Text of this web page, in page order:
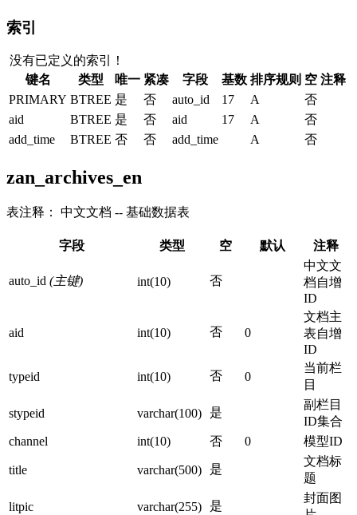
索引
没有已定义的索引！
键名
类型 唯一 紧凑 字段 基数 排序规则 空 注释
PRIMARY BTREE 是 否 auto_id 17 A
否
aid
BTREE 是 否 aid 17 A
否
add_time
BTREE 否 否 add_time A 否
zan_archives_en
表注释： 中文文档 -- 基础数据表
字段 类型 空 默认 注释
auto_id (主键) int(10) 否
中文文
档自增
ID
aid int(10) 否 0
文档主
表自增
ID
typeid
int(10) 否 0
当前栏
目
stypeid varchar(100) 是
副栏目
ID集合
channel
int(10) 否 0 模型ID
title varchar(500) 是
文档标
题
litpic varchar(255) 是
封面图